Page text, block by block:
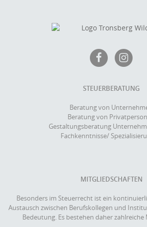
STEUERBERATUNG
Beratung von
Beratung von
Gestaltungsberatung
Fachkenntnisse/
MITGLIEDSCHAFTEN
Besonders im Steuerrecht ist ein
Austausch zwischen Berufskollegen und
Bedeutung. Es bestehen daher zahlreiche